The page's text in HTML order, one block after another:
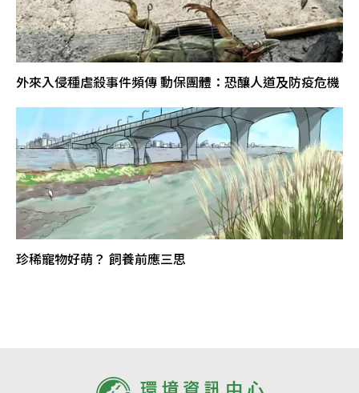
外來入侵種虐殺事件頻傳 動保團體：恐釀人道及防疫危機
珍稀寵物好萌？ 飼養前應三思